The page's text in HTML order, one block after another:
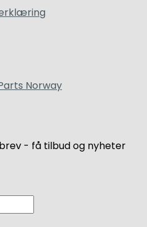
Norway
- få tilbud og nyheter